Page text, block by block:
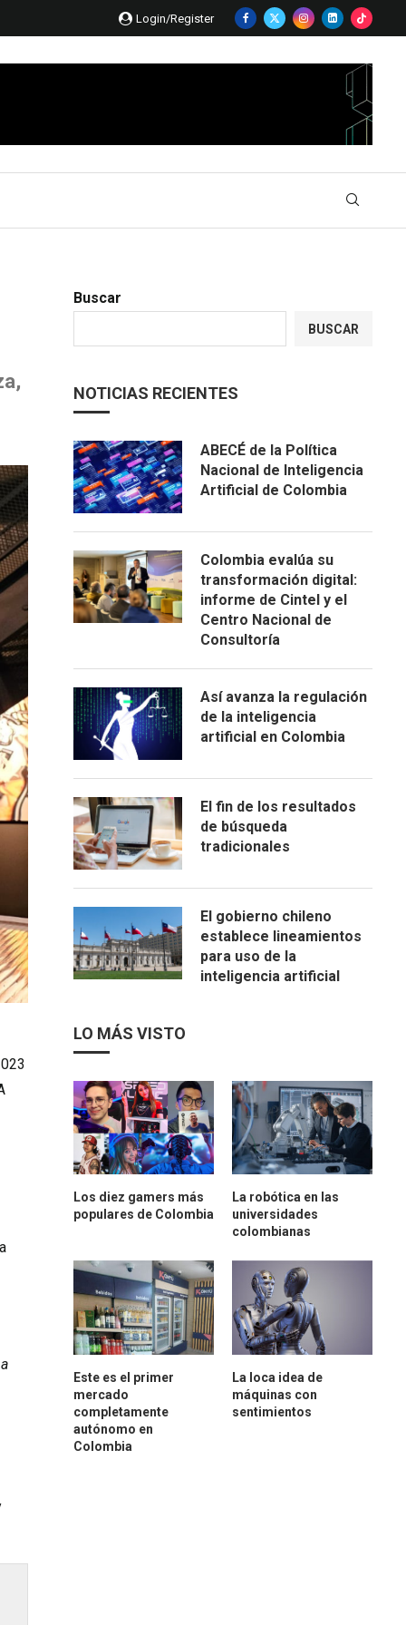
Login/Register
Buscar
BUSCAR
NOTICIAS RECIENTES
ABECÉ de la Política
Nacional de Inteligencia
Artificial de Colombia
Colombia evalúa su
transformación digital:
informe de Cintel y el
Centro Nacional de
Consultoría
Así avanza la regulación
de la inteligencia
artificial en Colombia
El fin de los resultados
de búsqueda
tradicionales
El gobierno chileno
establece lineamientos
para uso de la
inteligencia artificial
LO MÁS VISTO
Los diez gamers más
populares de Colombia
La robótica en las
universidades
colombianas
Este es el primer
mercado
completamente
autónomo en
Colombia
La loca idea de
máquinas con
sentimientos